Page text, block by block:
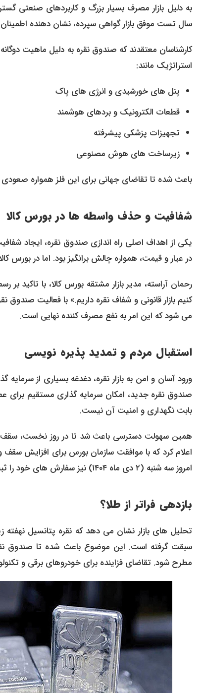
به دلیل بازار مصرف بسیار بزرگ و کاربردهای صنعتی
سال تست موفق بازار گواهی سپرده، نشان دهنده اطمینان
کارشناسان معتقدند که صندوق نقره به دلیل ماهیت
استراتژیک مانند:
پنل های خورشیدی و انرژی های پاک
قطعات الکترونیک و بردهای هوشمند
تجهیزات پزشکی پیشرفته
زیرساخت های هوش مصنوعی
باعث شده تا تقاضای جهانی برای این فلز همواره
شفافیت و حذف واسطه ها در بورس کالا
یکی از اهداف اصلی راه اندازی صندوق نقره، ایجاد
در عیار و قیمت، همواره چالش برانگیز بود. اما در
رحمان آراسته، مدیر بازار مشتقه بورس کالا، با تاکید
کنیم بازار قانونی و شفاف نقره داریم.» با فعالیت
می شود که این امر به نفع مصرف کننده نهایی است.
استقبال مردم و تمدید پذیره نویسی
صندوق نقره جدید، امکان سرمایه گذاری مستقیم
بابت نگهداری و امنیت آن نیست.
همین سهولت دسترسی باعث شد تا در روز نخست، سقف
اعلام کرد که با موافقت سازمان بورس برای افزایش
امروز سه شنبه (۲ دی ماه ۱۴۰۴) نیز سفارش های خود را ثبت کنند.
بازدهی فراتر از طلا؟
تحلیل های بازار نشان می دهد که نقره پتانسیل نهفته
سبقت گرفته است. این موضوع باعث شده تا صندوق
مطرح شود. تقاضای فزاینده برای خودروهای برقی و